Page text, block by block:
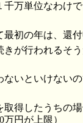
万単位なわけ
初の年は、還
きが行われるそう
いといけない
得したうちの
万円が上限）